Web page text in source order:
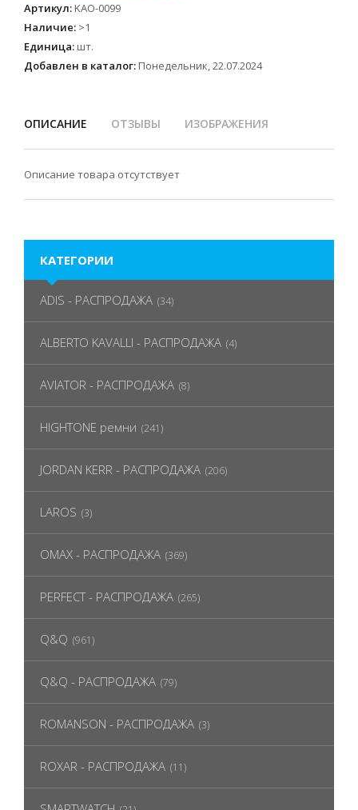
Артикул: KAO-0099
Наличие: >1
Единица: шт.
Добавлен в каталог: Понедельник, 22.07.2024
ОПИСАНИЕ ОТЗЫВЫ ИЗОБРАЖЕНИЯ
Описание товара отсутствует
КАТЕГОРИИ
ADIS - РАСПРОДАЖА (34)
ALBERTO KAVALLI - РАСПРОДАЖА (4)
AVIATOR - РАСПРОДАЖА (8)
HIGHTONE ремни (241)
JORDAN KERR - РАСПРОДАЖА (206)
LAROS (3)
OMAX - РАСПРОДАЖА (369)
PERFECT - РАСПРОДАЖА (265)
Q&Q (961)
Q&Q - РАСПРОДАЖА (79)
ROMANSON - РАСПРОДАЖА (3)
ROXAR - РАСПРОДАЖА (11)